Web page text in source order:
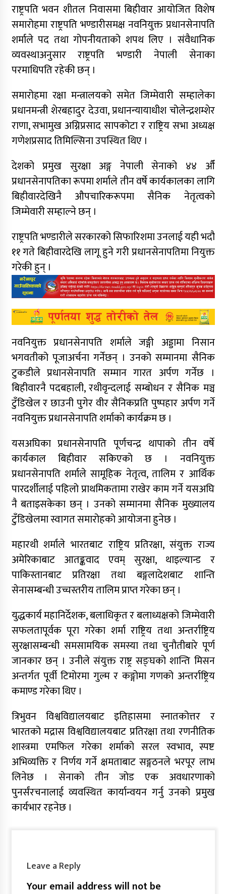
राष्ट्रपति भवन शीतल निवासमा बिहीवार आयोजित विशेष
समारोहमा राष्ट्रपति भण्डारीसमक्ष नवनियुक्त प्रधानसेनापति
शर्माले पद तथा गोपनीयताको शपथ लिए । संवैधानिक
व्यवस्थाअनुसार राष्ट्रपति भण्डारी नेपाली सेनाका
परमाधिपति रहेकी छन् ।
समारोहमा रक्षा मन्त्रालयको समेत जिम्मेवारी सम्हालेका
प्रधानमन्त्री शेरबहादुर देउवा, प्रधानन्यायाधीश चोलेन्द्रशम्शेर
राणा, सभामुख अग्निप्रसाद सापकोटा र राष्ट्रिय सभा अध्यक्ष
गणेशप्रसाद तिमिल्सिना उपस्थित थिए ।
देशको प्रमुख सुरक्षा अङ्ग नेपाली सेनाको ४४ औँ
प्रधानसेनापतिका रूपमा शर्माले तीन वर्षे कार्यकालका लागि
बिहीवारदेखिनै औपचारिकरूपमा सैनिक नेतृत्वको
जिम्मेवारी सम्हाल्ने छन् ।
राष्ट्रपति भण्डारीले सरकारको सिफारिशमा उनलाई यही भदौ
११ गते बिहीवारदेखि लागू हुने गरी प्रधानसेनापतिमा नियुक्त
गरेकी हुन् ।
नवनियुक्त प्रधानसेनापति शर्माले जङ्गी अड्डामा निसान
भगवतीको पूजाअर्चना गर्नेछन् । उनको सम्मानमा सैनिक
टुकडीले प्रधानसेनापति सम्मान गारत अर्पण गर्नेछ ।
बिहीवारनै पदबहाली, रथीवृन्दलाई सम्बोधन र सैनिक मञ्च
टुँडिखेल र छाउनी पुगेर वीर सैनिकप्रति पुष्पहार अर्पण गर्ने
नवनियुक्त प्रधानसेनापति शर्माको कार्यक्रम छ ।
यसअघिका प्रधानसेनापति पूर्णचन्द्र थापाको तीन वर्षे
कार्यकाल बिहीवार सकिएको छ । नवनियुक्त
प्रधानसेनापति शर्माले सामूहिक नेतृत्व, तालिम र आर्थिक
पारदर्शीलाई पहिलो प्राथमिकतामा राखेर काम गर्ने यसअघि
नै बताइसकेका छन् । उनको सम्मानमा सैनिक मुख्यालय
टुँडिखेलमा स्वागत समारोहको आयोजना हुनेछ ।
महारथी शर्माले भारतबाट राष्ट्रिय प्रतिरक्षा, संयुक्त राज्य
अमेरिकाबाट आतङ्कवाद एवम् सुरक्षा, थाइल्यान्ड र
पाकिस्तानबाट प्रतिरक्षा तथा बङ्गलादेशबाट शान्ति
सेनासम्बन्धी उच्चस्तरीय तालिम प्राप्त गरेका छन् ।
युद्धकार्य महानिर्देशक, बलाधिकृत र बलाध्यक्षको जिम्मेवारी
सफलतापूर्वक पूरा गरेका शर्मा राष्ट्रिय तथा अन्तर्राष्ट्रिय
सुरक्षासम्बन्धी समसामयिक समस्या तथा चुनौतीबारे पूर्ण
जानकार छन् । उनीले संयुक्त राष्ट्र सङ्घको शान्ति मिसन
अन्तर्गत पूर्वी टिमोरमा गुल्म र कङ्गोमा गणको अन्तर्राष्ट्रिय
कमाण्ड गरेका थिए ।
त्रिभुवन विश्वविद्यालयबाट इतिहासमा स्नातकोत्तर र
भारतको मद्रास विश्वविद्यालयबाट प्रतिरक्षा तथा रणनीतिक
शास्त्रमा एमफिल गरेका शर्माको सरल स्वभाव, स्पष्ट
अभिव्यक्ति र निर्णय गर्ने क्षमताबाट सङ्गठनले भरपूर लाभ
लिनेछ । सेनाको तीन जोड एक अवधारणाको
पुनर्संरचनालाई व्यवस्थित कार्यान्वयन गर्नु उनको प्रमुख
कार्यभार रहनेछ ।
Leave a Reply
Your email address will not be